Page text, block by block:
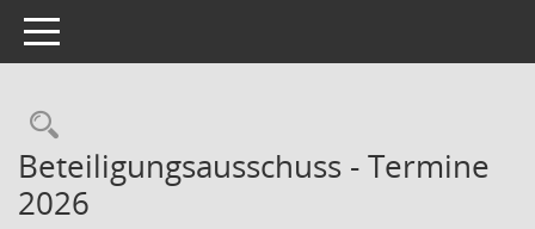
Toggle navigation
Beteiligungsausschuss - Termine
2026